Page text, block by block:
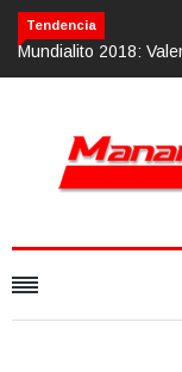
Tendencia
y una zurda mágica